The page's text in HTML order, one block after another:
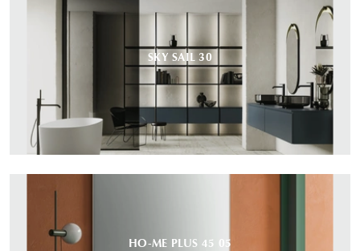
SKY SAIL 30
HO-ME PLUS 45 05